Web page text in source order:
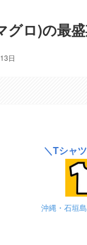
グロ)の最
日
＼Tシャ
沖縄・石垣